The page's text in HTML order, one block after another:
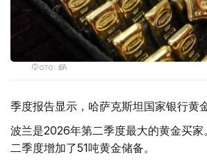
Фото: ӨзА
季度报告显示，哈萨克斯坦国家银行黄
波兰是2026年第二季度最大的黄金买
二季度增加了51吨黄金储备。